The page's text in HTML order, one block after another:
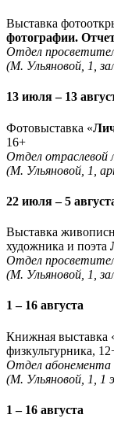
Выставка
фотографии.
Отдел
(М. Ульяновой, 1,
13 июля – 13
Фотовыставка «
16+
Отдел отраслевой
(М. Ульяновой, 1,
22 июля – 5
Выставка
художника и поэта
Отдел
(М. Ульяновой, 1,
1 – 16 августа
Книжная выставка
физкультурника,
Отдел абонемента
(М. Ульяновой, 1,
1 – 16 августа